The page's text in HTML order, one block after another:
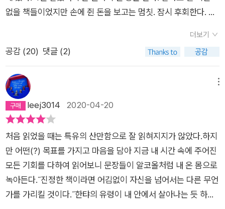
누워 있는데 아주 작은 생쥐 한 마리가 내 가슴팍 위로 떨어져 미
끄러지듯 달아나 몸을 숨겼다. 내 가방이나 외투 호주머니에 두세
는 것을 보니 곧 비가 퍼붓겠다 싶었다. 술과 노동으로 멍해진 나
는 손가락 하나 까딱할 수 없었다. 이틀 동안 내 지하실을 청소하
며 생쥐들을 희생시킨 참이었다. 그저 책이나 갉아먹고 폐지 더미
에 뚫린 구멍 속에 살며 그 작은 둥지 안에서 새끼들을 낳고 키우
는 것 외에는 아무것도 바라지 않는 소박한 짐승들인데. 추운 밤
이면 내 품안에서 공처럼 웅크렸던 내 어린 집시 여자처럼 몸을
사린 생쥐들이다. 하늘은 인간적이지 않다. 그래도 저 하늘을 넘
어서는 무언가가, 연민과 사랑이 분명 존재한다. 오랫동안 내가
잊고 있었고, 내 기억 속에서 완전히 삭제된 그것이. 절망에 앞서
웃음이 먼저 나오던 만차의 상황이 희비극이라면, 따스한 작은 둥
러 갔을 때, 한탸는 잿빛 머리가 된 그녀의 새 집을 보았다. 만차
는 ‘사랑과 온전한 의지’로 자신의 집을 갖게 되었고, 심지어 ‘정
신적인 열정’으로 자신을 사랑하고 자신의 모습을 조각하는 남자
까지 곁에 두고 있었다. 그녀는 나름의 방법으로 자신의 삶과 러
사라져 버렸다. 어느 날 쥐들이 책을 올려둔 천개를 갉아대는 소
리에 잠들지 못했던 한탸는 젊은 시절 그의 삶에 갑자기 나타났던
집시 여자를 떠올렸다. 그녀는 한탸의 퇴근길에 따라와 집에서 함
께 살게 되었다. 그는 집시 여자의 이름도 몰랐지만 그녀는 저녁
장작용 널빤지를 구해와 매일 불을 지피고, 스튜와 소시지로 저녁
을 차렸다. 하지만 갑자기 나타났을 때처럼 예고 없이 사라졌다.
게슈타포에 붙잡혀 나치의 집단수용소에서 희생되었기 때문이
다. 한탸의 러브 스토리는 이처럼 온전히 이루어진 적이 없었다.
인간 존재의 나들목 - 폐지 압축기사랑이 실패로 끝나버리고 낭
입고 휴가를 논하며 책들을 효율적으로 압축한다. 한타가 느끼는
절망하기도 한다. 그리고 버려지는 책들, 어느 때는 귀족의 책들
이, 또 시대가 흐르면서 나치의 책들이, 또 어느 순간 사회주의 책
들이 무더기로 버려진다. 세상이 변하면 책들도 변한다. 어떤 책
들은 가지는 것만으로도 위험한 시대가 되기도 한다. 한타는 자신
만의 세계에서 책으로 세상을 보고, 책을 벗 삼아 구원삼아 살아
간다. 그 좁은 공간 하나도, 한타에갠 허용되지 못하고, 새로운 세
선 일할 수 없는 한타. 한타의 마지막은 오히려 끔찍하지만 이 시
대에 남은 마지막 낭만같은 것일수도.한타는 자신을 영원히 바위
를 정상으로 밀어 올리는 시시포스에 비유한다.낡고 오래된 프라
하란 도시에, 더 낡고 오래된 출구도 없을 듯한 지하실에 시시포
스의 형벌을 사는 한타, 그는 자신을 이렇게 말한다. 난 세네카요
의 유품이었다. 더 이상의 존재 가치를 잃어버린 삶을 말해주는
것들이었다. 그 안에서 한탸는 작업을 하면서도 책을 읽는다. 소
중하게 건져올린 장서들을 집으로 가져와 읽고 또 읽는다. 책과
폐지를 압축하는 반복되는 일상이 전부처럼 보였던 소설에는 한
했다. 폐지를 가득 담아오는 집시 여인들과 폐지 더미에서 자신의
책을 찾기를 바라는 철학교수들은 그들의 방식대로 한탸와 소통
했다. 소장은 그런 한탸를 질책하며 새로운 압축기 소식을 전한
다. 지금껏 한탸가 해왔던 작업과는 상상할 수도 없는 엄청난 양
을 압축하고 정리하는 기계였다. 하나의 시대가 끝나고 다른 시
대가 오는 것을 눈으로 확인하는 순간, 한탸는 절망한다. 자신의
손으로 버튼을 누르며 반복했던 일들이 컨베이어가 대신하고 젊
은 노동자들은 우유와 코카골라를 마시며 휴식을 취한다. 심지어
그들은 휴가 계획까지 세운다. 자신의 존재 가치가 사라지는 걸
없을 책들이었지만 손에 쥔 돈을 보고는 멈칫. 잠시 후회한다. 그
지만 나의 눈은 어느덧 중고서점에 꽂힌 책을 훑어보고 있다. 마
치 보물을 발견하리라는 듯. 게걸스럽게 책장을 탐했다. 아니나
런 책들은 알고 보면 거의 내가 도서관에서 빌려서 읽었거나 이미
갖고 있는 책들이었다. 그런데도 욕심이 나는 것이다.처음 눈에
들어온 책은 창비세계문학단편 전집이었다. 모두 50%할인된 가
갖고 있는데도 왠지 아까워서 발만 동동 굴렀다. 또 사두고 싶은
마음도 들었지만, 아서라.... 스스로 꾸짖으며 돌아섰다. 또 다른
책은 <롤리타>, 문학동네 세계문학전집으로 나온, 김진준 번역
본이었다. 나는 민음사에서 나왔던 책으로 이미 읽었는데, 이 번
역이 꽤 괜찮다는 이야기를 많이 들어서 그런지 이 판본으로 꼭
더보기
공감 (20) 댓글 (2)
leej3014 2020-04-20
처음 읽었을 때는 특유의 산만함으로 잘 읽혀지지가 않았다.하지
만 어떤(?) 목표를 가지고 마음을 담아 지금 내 시간 속에 주어진
모든 기회를 다하여 읽어보니 문장들이 알코올처럼 내 온 몸으로
녹아든다.˝진정한 책이라면 어김없이 자신을 넘어서는 다른 무언
가를 가리킬 것이다.˝한탸의 유령이 내 안에서 살아나는 듯 하다..